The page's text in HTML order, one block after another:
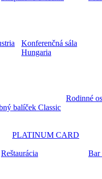
Konferenčná sála
Hungaria
balíček Classic
Rodinné
PLATINUM CARD
Reštaurácia